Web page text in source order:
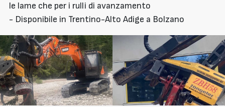
le lame che per i rulli di avanzamento
- Disponibile in Trentino-Alto Adige a Bolzano